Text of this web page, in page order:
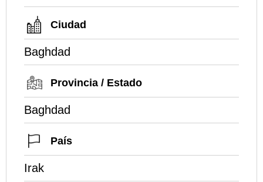
Ciudad
Baghdad
Provincia / Estado
Baghdad
País
Irak